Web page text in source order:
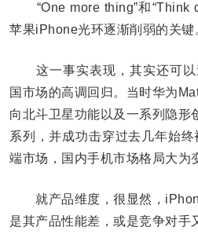
“One more thing”和“Think
苹果iPhone光环逐渐削弱的关键
这一事实表现，其实还可以
国市场的高调回归。当时华为
向北斗卫星功能以及一系列隐
系列，并成功击穿过去几年始
端市场，国内手机市场格局大为
就产品维度，很显然，
是其产品性能差，或是竞争对手